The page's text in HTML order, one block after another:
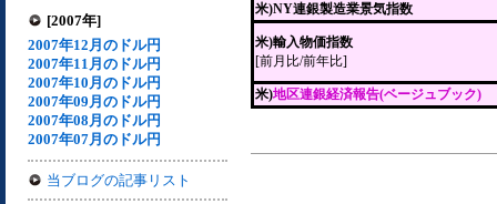
[2007年]
2007年12月のドル円
2007年11月のドル円
2007年10月のドル円
2007年09月のドル円
2007年08月のドル円
2007年07月のドル円
当ブログの記事リスト
米)NY連銀製造業景気指数
米)輸入物価指数
[前月比/前年比]
米)地区連銀経済報告(ベージュブック)